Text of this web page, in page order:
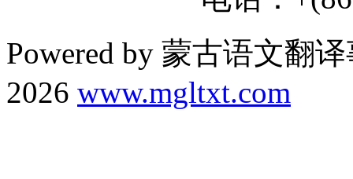
Powered by 蒙古语文翻
2026 www.mgltxt.com